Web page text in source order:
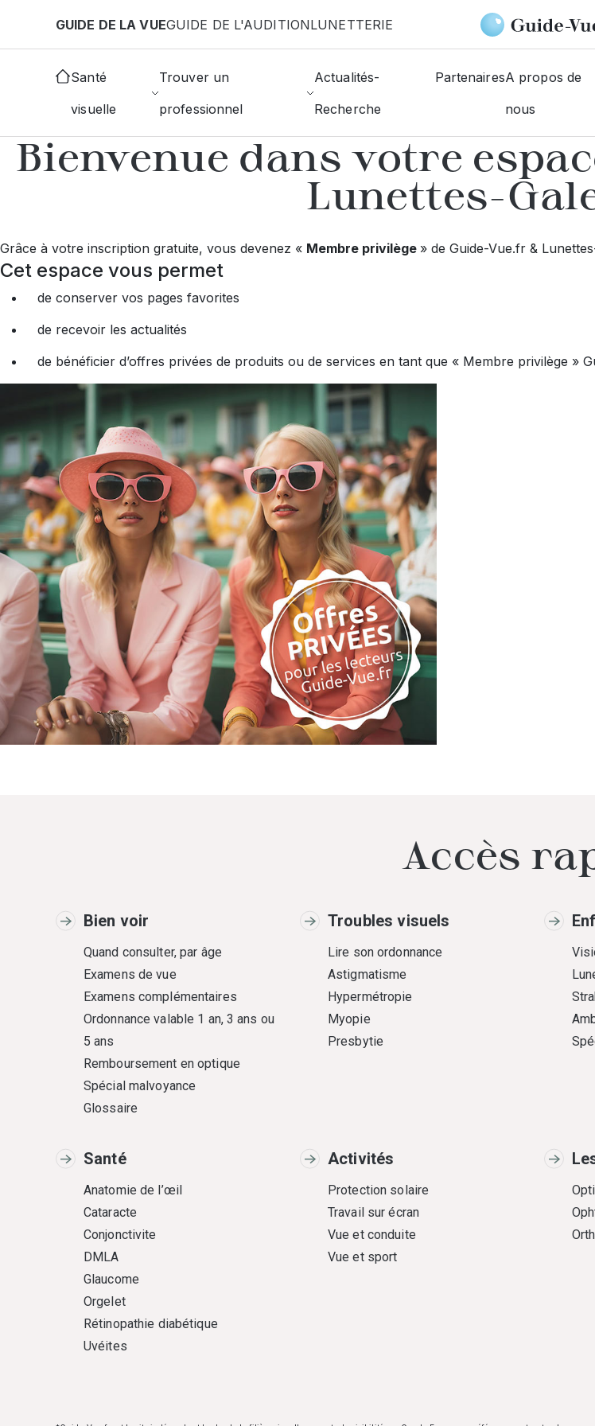
GUIDE DE LA VUEGUIDE DE L'AUDITIONLUNETTERIE
Santé
visuelle
Trouver un
professionnel
Actualités-
Recherche
PartenairesA propos de
nous
Bienvenue dans votre
Lunettes-
Grâce à votre inscription gratuite, vous devenez « Membre privilège » de Guide-Vue.fr &
Cet espace vous permet
de conserver vos pages favorites
de recevoir les actualités
de bénéficier d’offres privées de produits ou de services en tant que « Membre privilège »
Accès
Bien voir
Quand consulter, par âge
Examens de vue
Examens complémentaires
Ordonnance valable 1 an, 3 ans ou
5 ans
Remboursement en optique
Spécial malvoyance
Glossaire
Troubles visuels
Lire son ordonnance
Astigmatisme
Hypermétropie
Myopie
Presbytie
Santé
Anatomie de l’œil
Cataracte
Conjonctivite
DMLA
Glaucome
Orgelet
Rétinopathie diabétique
Uvéites
Activités
Protection solaire
Travail sur écran
Vue et conduite
Vue et sport